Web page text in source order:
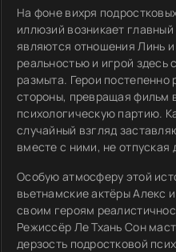
На фоне вихря
иллюзий возникает
являются отношения Линь
реальностью и игрой здесь
размыта. Герои
стороны, превращая фильм
психологическую партию.
случайный взгляд
вместе с ними, не отпуская
Особую атмосферу этой
вьетнамские актёры Алекс
своим героям
Режиссёр Ле Тхань Сон
дерзость подростковой